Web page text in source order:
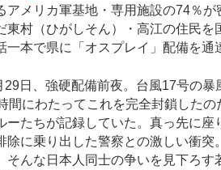
アメリカ軍基地・専用施設の74％
東村（ひがしそん）・高江の住民
一本で県に「オスプレイ」配備を通
29日、強硬配備前夜。台風17号の
間にわたってこれを完全封鎖した
ーたちが記録していた。真っ先に
除に乗り出した警察との激しい衝
そんな日本人同士の争いを見下ろ